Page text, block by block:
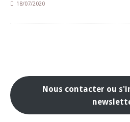
18/07/2020
Nous contacter ou